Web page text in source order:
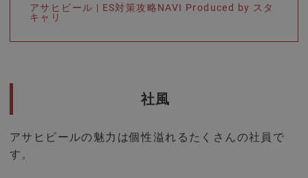
アサヒビール | ES対策攻略NAVI Produced by スタ
キャリ
社風
アサヒビールの魅力は個性溢れるたくさんの社員で
す。